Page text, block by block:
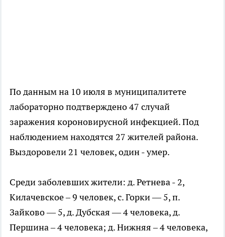
По данным на 10 июля в муниципалитете
лабораторно подтверждено 47 случай
заражения короновирусной инфекцией. Под
наблюдением находятся 27 жителей района.
Выздоровели 21 человек, один - умер.
Среди заболевших жители: д. Ретнева - 2,
Килачевское – 9 человек, с. Горки — 5, п.
Зайково — 5, д. Дубская — 4 человека, д.
Першина – 4 человека; д. Нижняя – 4 человека,